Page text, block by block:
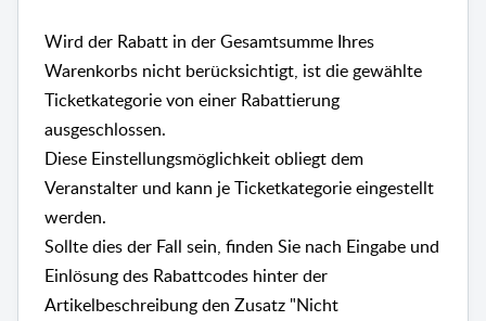
Wird der Rabatt in der Gesamtsumme Ihres
Warenkorbs nicht berücksichtigt, ist die gewählte
Ticketkategorie von einer Rabattierung
ausgeschlossen.
Diese Einstellungsmöglichkeit obliegt dem
Veranstalter und kann je Ticketkategorie eingestellt
werden.
Sollte dies der Fall sein, finden Sie nach Eingabe und
Einlösung des Rabattcodes hinter der
Artikelbeschreibung den Zusatz "Nicht